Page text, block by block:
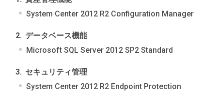
System Center 2012 R2 Configuration Manager
データベース機能
Microsoft SQL Server 2012 SP2 Standard
セキュリティ管理
System Center 2012 R2 Endpoint Protection